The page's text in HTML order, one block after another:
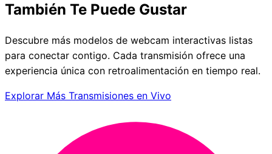
También Te Puede Gustar
Descubre más modelos de webcam interactivas listas
para conectar contigo. Cada transmisión ofrece una
experiencia única con retroalimentación en tiempo real.
Explorar Más Transmisiones en Vivo